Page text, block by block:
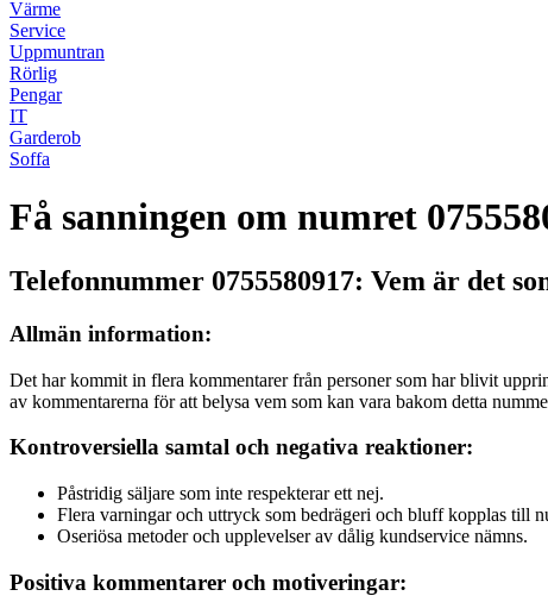
Värme
Service
Uppmuntran
Rörlig
Pengar
IT
Garderob
Soffa
Få sanningen om numret
Telefonnummer 0755580917: Vem är det
Allmän information:
Det har kommit in flera kommentarer från personer som har blivit
av kommentarerna för att belysa vem som kan vara bakom detta
Kontroversiella samtal och negativa reaktioner:
Påstridig säljare som inte respekterar ett nej.
Flera varningar och uttryck som bedrägeri och bluff kopplas till
Oseriösa metoder och upplevelser av dålig kundservice nämns.
Positiva kommentarer och motiveringar: